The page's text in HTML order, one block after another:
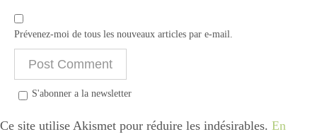
Prévenez-moi de tous les nouveaux articles par e-mail.
S'abonner a la newsletter
Ce site utilise Akismet pour réduire les indésirables. En